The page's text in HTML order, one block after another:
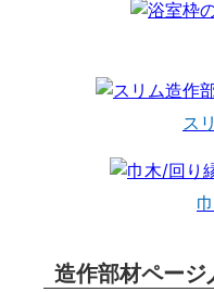
ス
造作部材ペー